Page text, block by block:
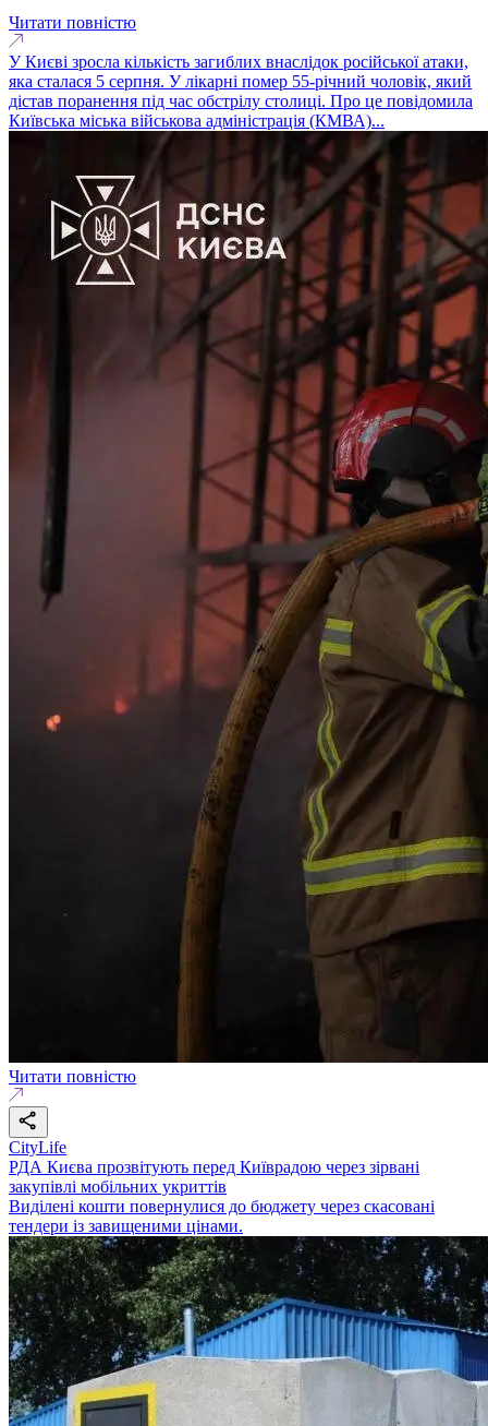
Читати повністю
У Києві зросла кількість загиблих внаслідок російської атаки,
яка сталася 5 серпня. У лікарні помер 55-річний чоловік, який
дістав поранення під час обстрілу столиці. Про це повідомила
Київська міська військова адміністрація (КМВА)...
Читати повністю
CityLife
РДА Києва прозвітують перед Київрадою через зірвані
закупівлі мобільних укриттів
Виділені кошти повернулися до бюджету через скасовані
тендери із завищеними цінами.